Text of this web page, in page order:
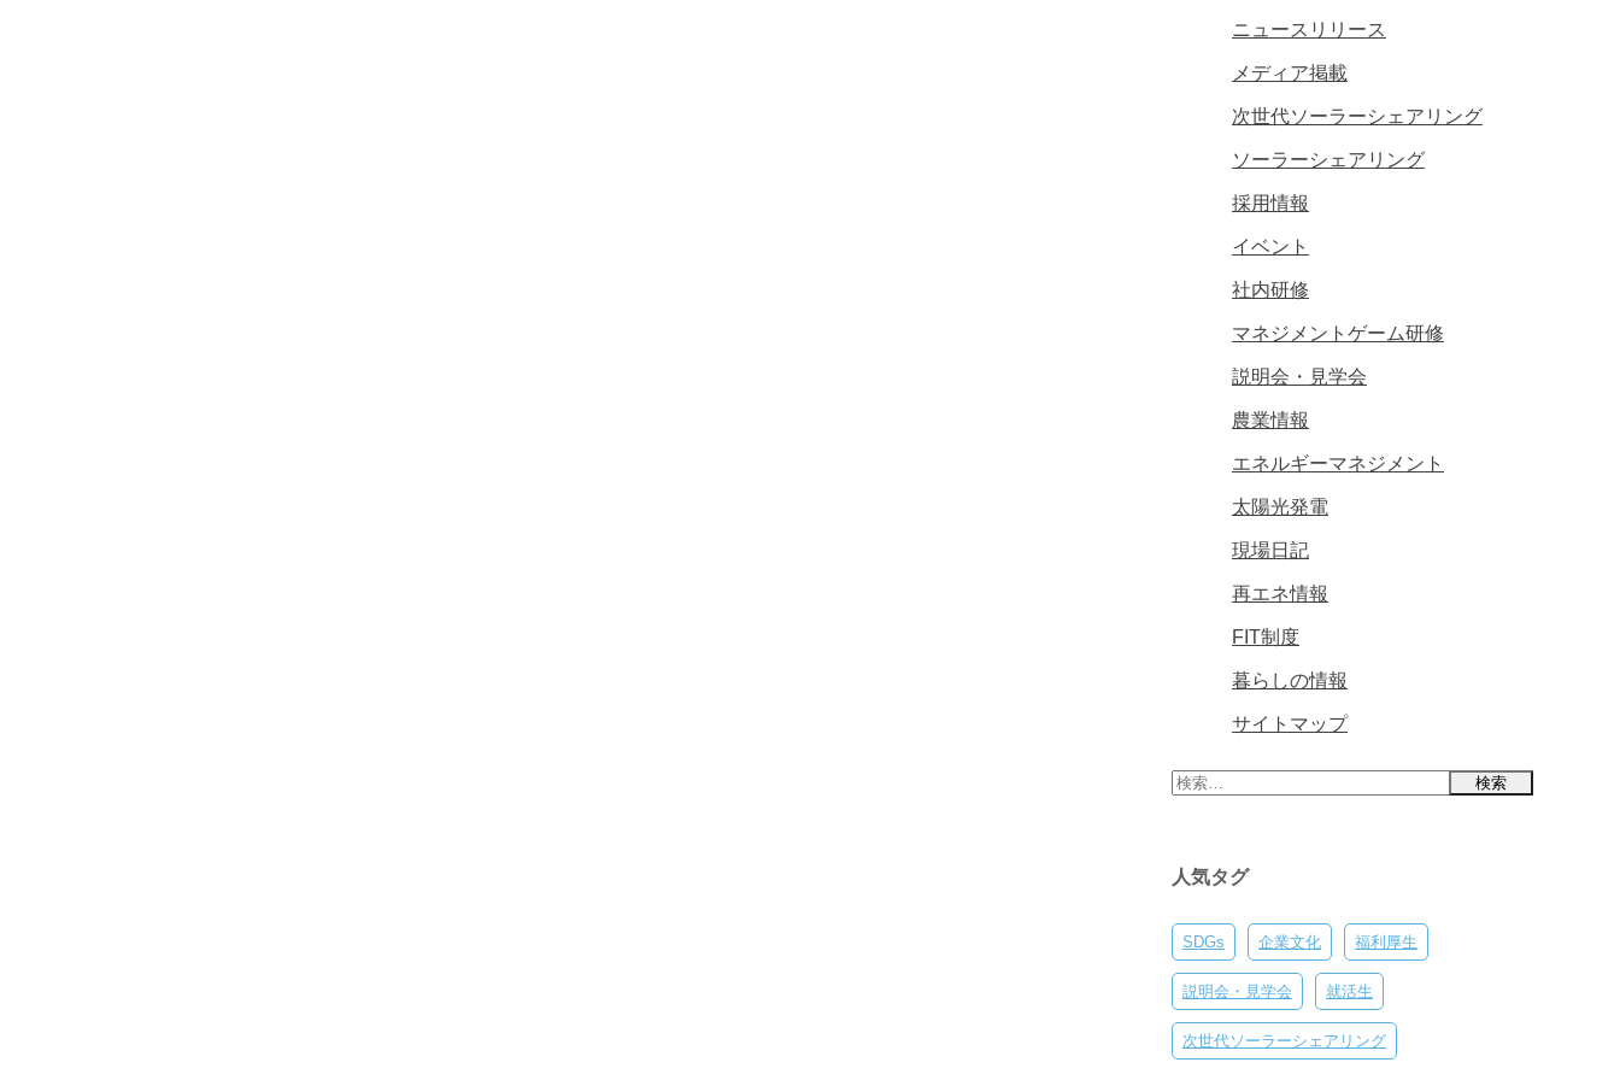
ニュースリリース
メディア掲載
次世代ソーラーシェアリング
ソーラーシェアリング
採用情報
イベント
社内研修
マネジメントゲーム研修
説明会・見学会
農業情報
エネルギーマネジメント
太陽光発電
現場日記
再エネ情報
FIT制度
暮らしの情報
サイトマップ
検
索:
人気タグ
SDGs 企業文化 福利厚生
説明会・見学会 就活生
次世代ソーラーシェアリング